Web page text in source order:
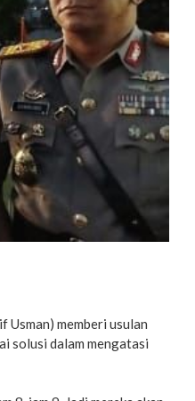
memberi usulan
solusi dalam mengatasi